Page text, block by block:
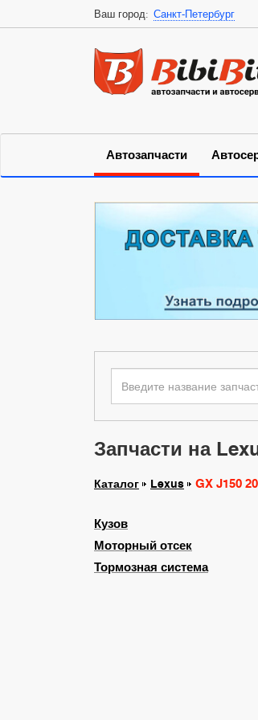
Ваш город: Санкт-Петербург
Автозапчасти
Запчасти на
Каталог Lexus GX J150
Кузов
Моторный отсек
Тормозная система